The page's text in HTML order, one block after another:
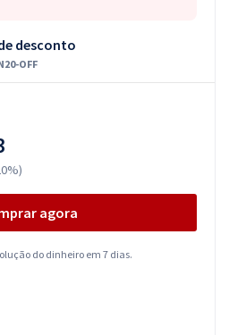
desconto
OFF
agora
do dinheiro em 7 dias.